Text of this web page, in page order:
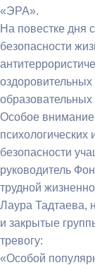
«ЭРА».
На повестке дня
безопасности
Особое
безопасности
руководитель
трудной
Лаура Тадтаева,
и закрытые
тревогу:
«Особой